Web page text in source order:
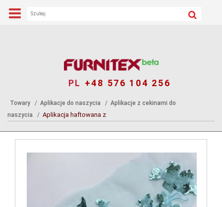
PL +48 576 104 256
Towary Aplikacje do naszycia
Aplikacje z cekinami do
naszycia
Aplikacja haftowana z